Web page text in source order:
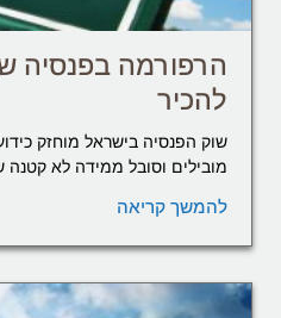
הרפורמה בפנסיה
להכיר
שוק הפנסיה בישראל מוחזק
מובילים וסובל ממידה לא קטנה
להמשך קריאה